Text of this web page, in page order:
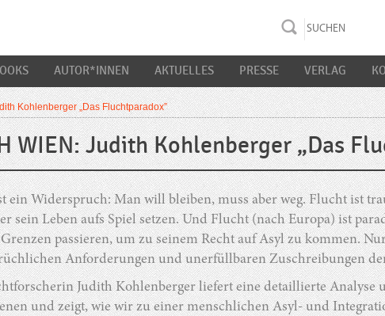
AUTOR*INNEN AKTUELLES PRESSE VERLAG
Kohlenberger „Das Fluchtparadox”
WIEN: Judith Kohlenberger „Das
ein Widerspruch: Man will bleiben, muss aber weg. Flucht ist
sein Leben aufs Spiel setzen. Und Flucht (nach Europa) ist
Grenzen passieren, um zu seinem Recht auf Asyl zu kommen.
Anforderungen und unerfüllbaren Zuschreibungen
Judith Kohlenberger liefert eine detaillierte Analyse
und zeigt, wie wir zu einer menschlichen Asyl- und